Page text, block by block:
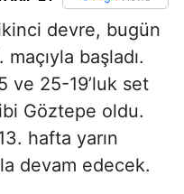
devre, bugün
başladı.
ve 25-19’luk set
Göztepe oldu.
hafta yarın
devam edecek.